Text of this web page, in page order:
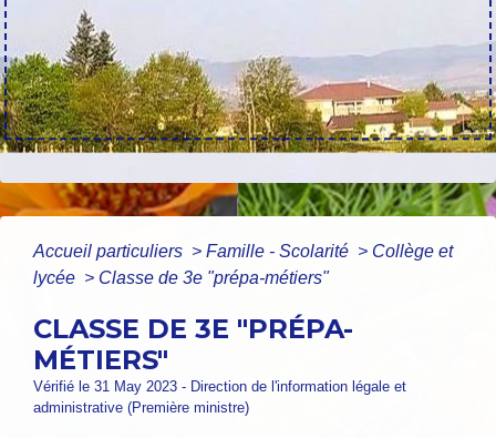
Accueil particuliers > Famille - Scolarité > Collège et
lycée > Classe de 3e "prépa-métiers"
CLASSE DE 3E "PRÉPA-
MÉTIERS"
Vérifié le 31 May 2023 - Direction de l'information légale et
administrative (Première ministre)